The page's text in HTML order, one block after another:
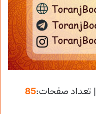
| تعداد صفحات:85